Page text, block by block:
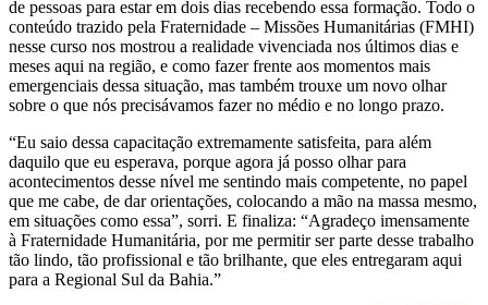
de pessoas para estar em dois dias recebendo essa formação. Todo o
conteúdo trazido pela Fraternidade – Missões Humanitárias (FMHI)
nesse curso nos mostrou a realidade vivenciada nos últimos dias e
meses aqui na região, e como fazer frente aos momentos mais
emergenciais dessa situação, mas também trouxe um novo olhar
sobre o que nós precisávamos fazer no médio e no longo prazo.
“Eu saio dessa capacitação extremamente satisfeita, para além
daquilo que eu esperava, porque agora já posso olhar para
acontecimentos desse nível me sentindo mais competente, no papel
que me cabe, de dar orientações, colocando a mão na massa mesmo,
em situações como essa”, sorri. E finaliza: “Agradeço imensamente
à Fraternidade Humanitária, por me permitir ser parte desse trabalho
tão lindo, tão profissional e tão brilhante, que eles entregaram aqui
para a Regional Sul da Bahia.”